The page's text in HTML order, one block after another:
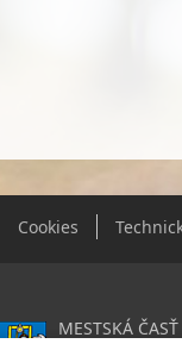
Cookies
MESTSKÁ